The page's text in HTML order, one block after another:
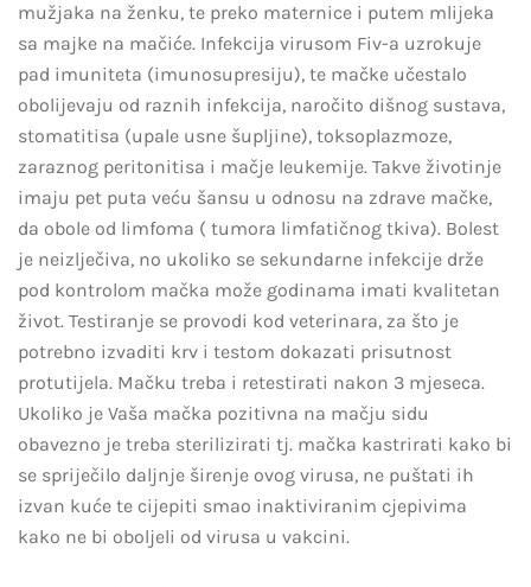
mužjaka na ženku, te preko maternice i putem mlijeka
sa majke na mačiće. Infekcija virusom Fiv-a uzrokuje
pad imuniteta (imunosupresiju), te mačke učestalo
obolijevaju od raznih infekcija, naročito dišnog sustava,
stomatitisa (upale usne šupljine), toksoplazmoze,
zaraznog peritonitisa i mačje leukemije. Takve životinje
imaju pet puta veću šansu u odnosu na zdrave mačke,
da obole od limfoma ( tumora limfatičnog tkiva). Bolest
je neizlječiva, no ukoliko se sekundarne infekcije drže
pod kontrolom mačka može godinama imati kvalitetan
život. Testiranje se provodi kod veterinara, za što je
potrebno izvaditi krv i testom dokazati prisutnost
protutijela. Mačku treba i retestirati nakon 3 mjeseca.
Ukoliko je Vaša mačka pozitivna na mačju sidu
obavezno je treba sterilizirati tj. mačka kastrirati kako bi
se spriječilo daljnje širenje ovog virusa, ne puštati ih
izvan kuće te cijepiti smao inaktiviranim cjepivima
kako ne bi oboljeli od virusa u vakcini.